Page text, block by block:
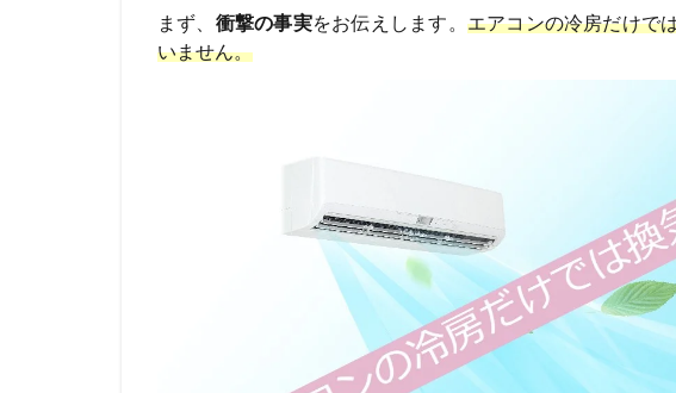
まず、 衝撃の事実をお伝えします。 エアコンの冷房だけで
いません。